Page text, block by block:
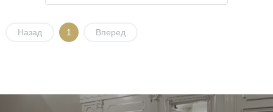
Назад 1 Вперед